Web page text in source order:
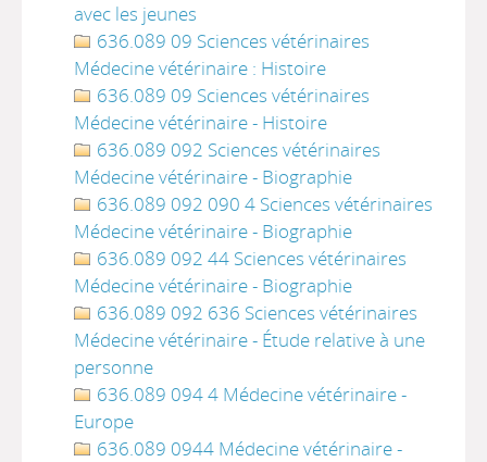
avec les jeunes
636.089 09 Sciences vétérinaires
Médecine vétérinaire : Histoire
636.089 09 Sciences vétérinaires
Médecine vétérinaire - Histoire
636.089 092 Sciences vétérinaires
Médecine vétérinaire - Biographie
636.089 092 090 4 Sciences vétérinaires
Médecine vétérinaire - Biographie
636.089 092 44 Sciences vétérinaires
Médecine vétérinaire - Biographie
636.089 092 636 Sciences vétérinaires
Médecine vétérinaire - Étude relative à une
personne
636.089 094 4 Médecine vétérinaire -
Europe
636.089 0944 Médecine vétérinaire -